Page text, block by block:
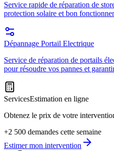
Service rapide de réparation de
protection solaire et bon
Dépannage Portail Electrique
Service de réparation de portails
pour résoudre vos pannes et
ServicesEstimation en ligne
Obtenez le prix de votre
+2 500 demandes cette semaine
Estimer mon intervention